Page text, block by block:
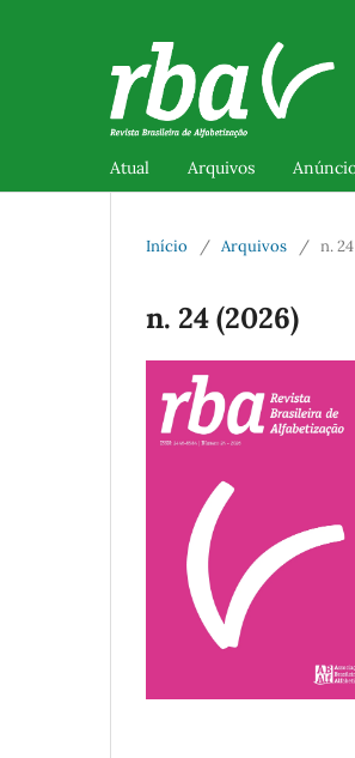
Atual Arquivos
Início / Arquivos / n.
n. 24 (2026)